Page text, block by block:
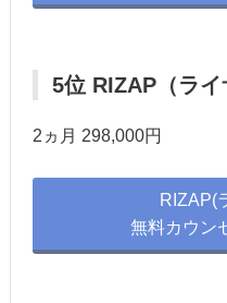
5位 RIZAP（ライ
2ヵ月 298,000円
RIZAP(
無料カウン